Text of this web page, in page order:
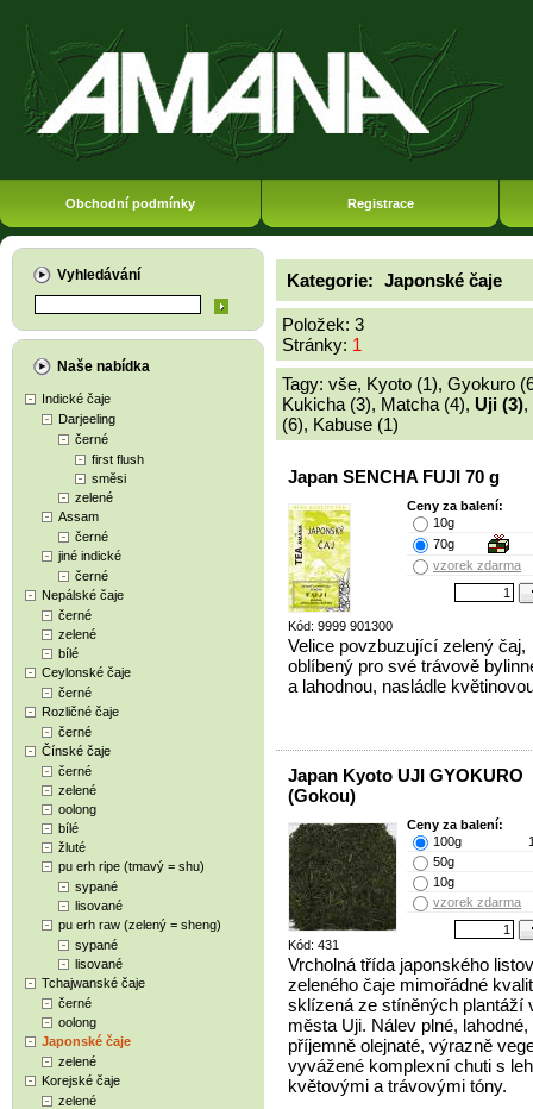
Obchodní podmínky Registrace
Vyhledávání
Naše nabídka
Indické čaje
Darjeeling
černé
first flush
směsi
zelené
Assam
černé
jiné indické
černé
Nepálské čaje
černé
zelené
bílé
Ceylonské čaje
černé
Rozličné čaje
černé
Čínské čaje
černé
zelené
oolong
bílé
žluté
pu erh ripe (tmavý = shu)
sypané
lisované
pu erh raw (zelený = sheng)
sypané
lisované
Tchajwanské čaje
černé
oolong
Japonské čaje
zelené
Korejské čaje
zelené
Kategorie: Japonské čaje
Položek: 3
Stránky: 1
Tagy: vše, Kyoto (1), Gyokuro
Kukicha (3), Matcha (4), Uji (3),
(6), Kabuse (1)
Japan SENCHA FUJI 70 g
Kód: 9999 901300
Ceny za balení:
10g
70g
vzorek zdarma
Velice povzbuzující zelený čaj,
oblíbený pro své trávově
a lahodnou, nasládle
Japan Kyoto UJI GYOKURO
(Gokou)
Kód: 431
Ceny za balení:
100g
50g
10g
vzorek zdarma
Vrcholná třída japonského
zeleného čaje mimořádné
sklízená ze stíněných plantáží
města Uji. Nálev plné, lahodné,
příjemně olejnaté, výrazně
vyvážené komplexní chuti s
květovými a trávovými tóny.